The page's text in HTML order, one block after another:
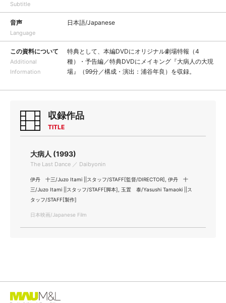
Subtitle
音声
Language
日本語/Japanese
この資料について
Additional
Information
特典として、本編DVDにオリジナル劇場特報（4
種）・予告編／特典DVDにメイキング『大病人の大現
場』（99分／構成・演出：浦谷年良）を収録。
収録作品
TITLE
大病人 (1993)
The Last Dance ／ Daibyonin
伊丹 十三/Juzo Itami ||スタッフ/STAFF[監督/DIRECTOR], 伊丹 十
三/Juzo Itami ||スタッフ/STAFF[脚本], 玉置 泰/Yasushi Tamaoki ||ス
タッフ/STAFF[製作]
日本映画/Japanese Film